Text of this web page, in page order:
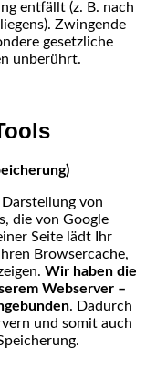
entfällt (z. B. nach
Zwingende
gesetzliche
unberührt.
von
die von Google
Seite lädt Ihr
Browsercache,
Wir haben die
Webserver –
. Dadurch
und somit auch